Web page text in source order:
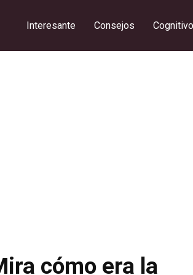
Interesante Consejos Cognitivo
cómo era la